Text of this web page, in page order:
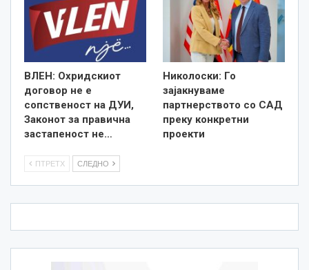
ВЛЕН: Охридскиот
договор не е
сопственост на ДУИ,
Законот за правична
застапеност не…
Николоски: Го
зајакнуваме
партнерството со САД
преку конкретни
проекти
ПТРЕТХ СЛЕДНО